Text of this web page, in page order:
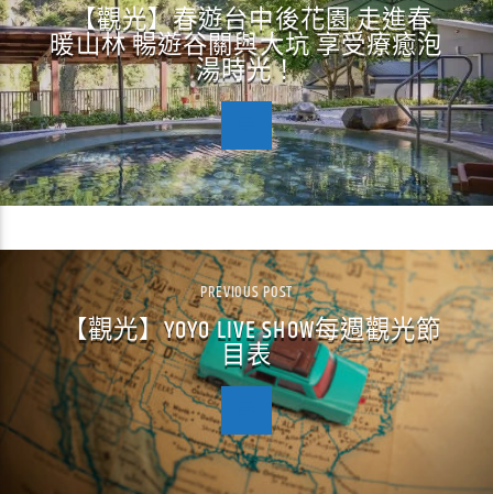
【觀光】春遊台中後花園 走進春
暖山林 暢遊谷關與大坑 享受療癒泡
湯時光！
PREVIOUS POST
【觀光】YOYO LIVE SHOW每週觀光節
目表